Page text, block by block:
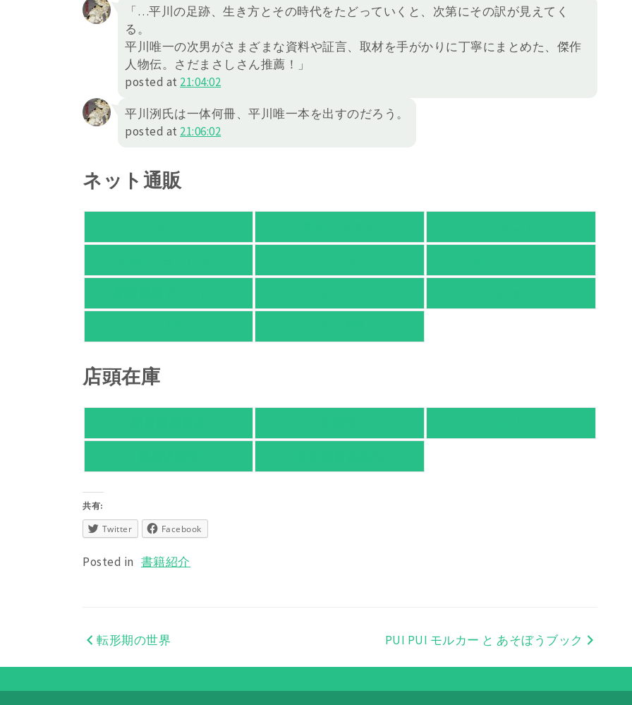
「…平川の足跡、生き方とその時代をたどっていくと、次第にその訳が見えてく
る。
平川唯一の次男がさまざまな資料や証言、取材を手がかりに丁寧にまとめた、傑作
人物伝。さだまさしさん推薦！」
posted at 21:04:02
平川洌氏は一体何冊、平川唯一本を出すのだろう。
posted at 21:06:02
ネット通販
店頭在庫
共有:
Twitter Facebook
Posted in 書籍紹介
投
稿
転形期の世界 PUI PUI モルカー と あそぼうブック